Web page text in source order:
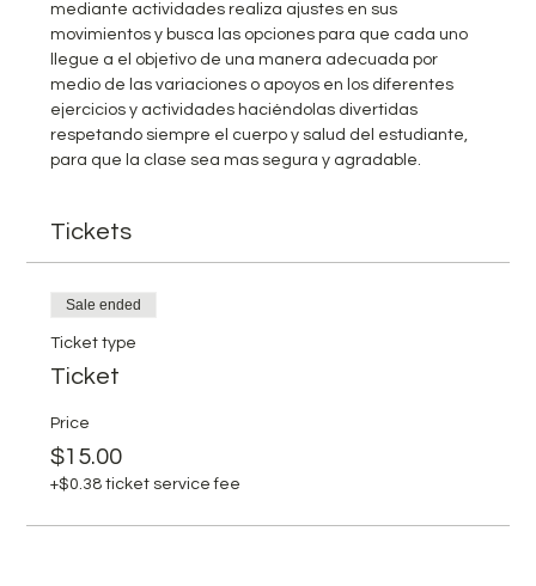
mediante actividades realiza ajustes en sus
movimientos y busca las opciones para que cada uno
llegue a el objetivo de una manera adecuada por
medio de las variaciones o apoyos en los diferentes
ejercicios y actividades haciéndolas divertidas
respetando siempre el cuerpo y salud del estudiante,
para que la clase sea mas segura y agradable.
Tickets
Sale ended
Ticket type
Ticket
Price
$15.00
+$0.38 ticket service fee